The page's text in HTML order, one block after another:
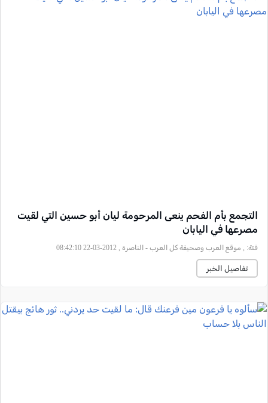
التجمع بأم الفحم ينعى المرحومة ليان أبو حسين التي لقيت
مصرعها في اليابان
فئة: , موقع العرب وصحيفة كل العرب - الناصرة , 2012-03-22 08:42:10
تفاصيل الخبر